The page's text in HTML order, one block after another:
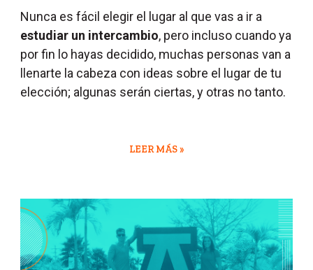
Nunca es fácil elegir el lugar al que vas a ir a
estudiar un intercambio, pero incluso cuando ya
por fin lo hayas decidido, muchas personas van a
llenarte la cabeza con ideas sobre el lugar de tu
elección; algunas serán ciertas, y otras no tanto.
LEER MÁS »